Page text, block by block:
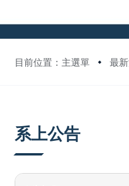
目前位置：主選單 最
系上公告